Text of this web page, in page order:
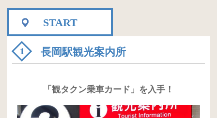
START
1 長岡駅観光案内所
「観タクン乗車カード」を入手！